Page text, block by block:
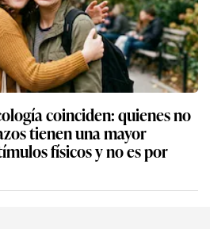
coinciden: quienes no
tienen una mayor
físicos y no es por